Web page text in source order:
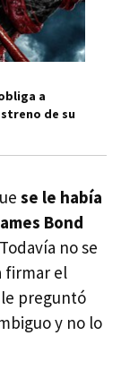
a
de su
se le había
Bond
no se
firmar el
le preguntó
y no lo